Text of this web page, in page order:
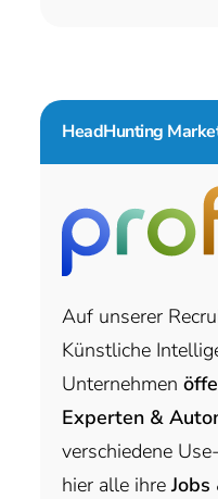
HeadHunting
Auf unserer
Künstliche
Unternehmen
Experten &
verschiedene
hier alle ihre